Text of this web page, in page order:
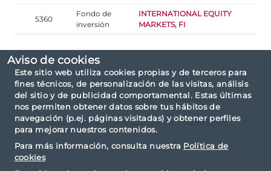
Aviso de cookies
Este sitio web utiliza cookies propias y de terceros para
fines técnicos, de personalización de las visitas, análisis
del sitio y de publicidad comportamental. Estas últimas
nos permiten obtener datos sobre tus hábitos de
navegación (p.ej. páginas visitadas) y obtener perfiles
para mejorar nuestros contenidos.
Para más información, consulta nuestra Política de
cookies
5360
Fondo de
inversión
INTERNATIONAL EQUITY
MARKETS, FI
Fondos Capital Riesgo gestionados
No se han encontrado datos disponibles